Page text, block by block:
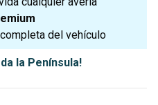
del vehículo
la Península!